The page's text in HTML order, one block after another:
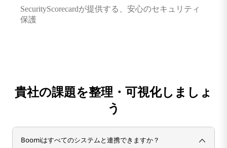
SecurityScorecardが提供する、安心のセキュリティ
保護
貴社の課題を整理・可視化しましょ
う
Boomiはすべてのシステムと連携できますか？